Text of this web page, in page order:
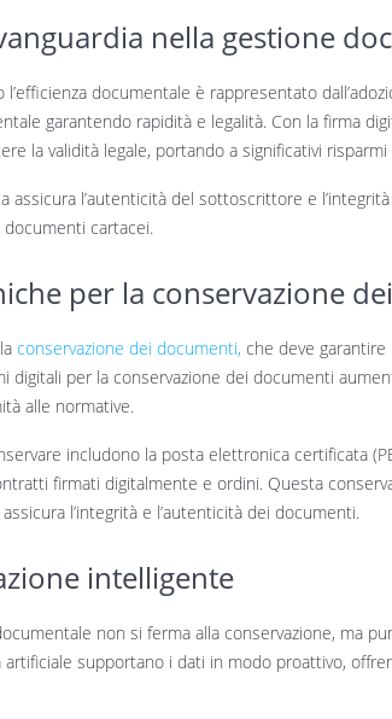
nella gestione
documentale è rappresentato
garantendo rapidità e legalità. Con la firma
la validità legale, portando a significativi
assicura l’autenticità del sottoscrittore e
cartacei.
per la conservazione
laconservazione dei documenti, che deve garantire
digitali per la conservazione dei documenti
alle normative.
includono la posta elettronica certificata
firmati digitalmente e ordini. Questa
l’integrità e l’autenticità dei documenti.
intelligente
non si ferma alla conservazione, ma
artificiale supportano i dati in modo proattivo,